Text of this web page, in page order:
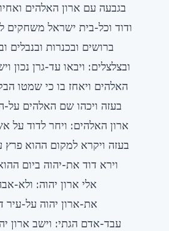
בגבעה עם ארון האלהים
ודוד וכל-בית ישראל משחקים
ברושים ובכנרות ובנבלים
ובצלצלים: ויבאו עד-גרן נכון
האלהים ויאחז בו כי שמטו
בעזה ויכהו שם האלהים
ארון האלהים: ויחר לדוד על
בעזה ויקרא למקום ההוא פרץ
וירא דוד את-יהוה ביום
אלי ארון יהוה: ולא-
את-ארון יהוה על-עיר
עבד-אדם הגתי: וישב ארון